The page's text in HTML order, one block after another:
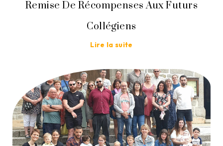
Remise De Récompenses Aux Futurs
Collégiens
Lire la suite